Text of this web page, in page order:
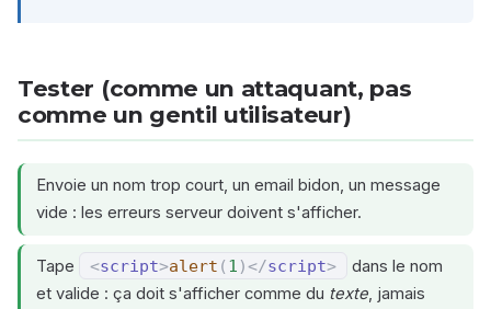
Tester (comme un attaquant, pas
comme un gentil utilisateur)
Envoie un nom trop court, un email bidon, un message
vide : les erreurs serveur doivent s'afficher.
Tape <script>alert ( 1 )</script>
dans le nom
et valide : ça doit s'afficher comme du texte, jamais